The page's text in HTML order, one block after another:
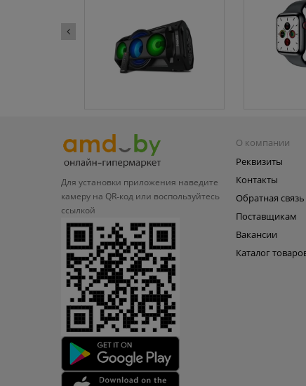
Для установки приложения наведите
камеру на QR‑код или воспользуйтесь
ссылкой
О компании
Реквизиты
Контакты
Обратная связь
Поставщикам
Вакансии
Каталог